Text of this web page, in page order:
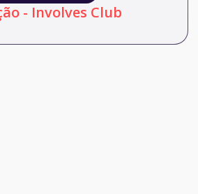
- Involves Club